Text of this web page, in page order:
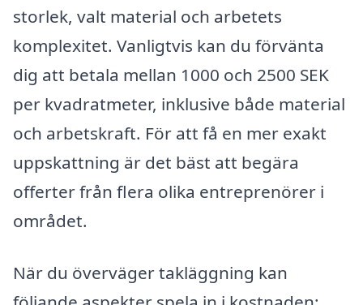
storlek, valt material och arbetets
komplexitet. Vanligtvis kan du förvänta
dig att betala mellan 1000 och 2500 SEK
per kvadratmeter, inklusive både material
och arbetskraft. För att få en mer exakt
uppskattning är det bäst att begära
offerter från flera olika entreprenörer i
området.
När du överväger takläggning kan